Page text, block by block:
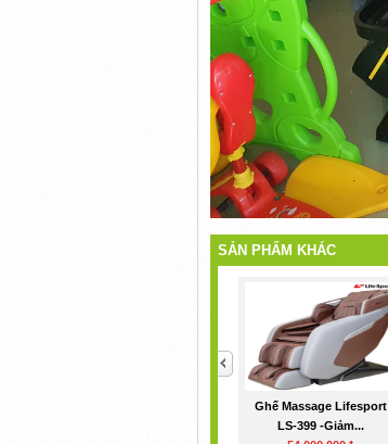
SẢN PHẨM KHÁC
Ghế Massage Lifesport
LS-399 -Giảm...